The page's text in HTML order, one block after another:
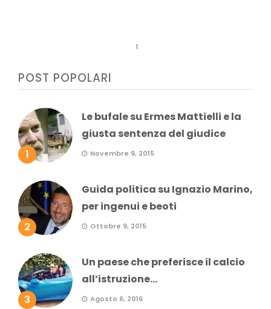
1
POST POPOLARI
1
Le bufale su Ermes Mattielli e la
giusta sentenza del giudice
Novembre 9, 2015
2
Guida politica su Ignazio Marino,
per ingenui e beoti
Ottobre 9, 2015
3
Un paese che preferisce il calcio
all’istruzione...
Agosto 6, 2016